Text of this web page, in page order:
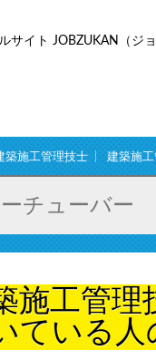
サイト JOBZUKAN（ジョ
築施工管理技士 建築施
施工管理
ている人